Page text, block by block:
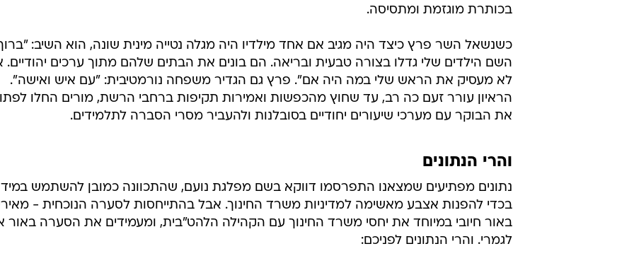
בכותרת מוגזמת ומתסיסה.
כשנשאל השר פרץ כיצד היה מגיב אם אחד מילדיו היה מגלה נטייה מינית שונה, הוא השיב:
השם הילדים שלי גדלו בצורה טבעית ובריאה. הם בונים את הבתים שלהם מתוך ערכים יהודיים.
לא מעסיק את הראש שלי במה היה אם". פרץ גם הגדיר משפחה נורמטיבית: "עם איש ואישה".
הראיון עורר זעם כה רב, עד שחוץ מהכפשות ואמירות תקיפות ברחבי הרשת, מורים החלו
את הבוקר עם מערכי שיעורים יחודיים בסובלנות ולהעביר מסרי הסברה לתלמידים.
והרי הנתונים
נתונים מפתיעים שמצאנו התפרסמו דווקא בשם מפלגת נועם, שהתכוונה כמובן להשתמש
בכדי להפנות אצבע מאשימה למדיניות משרד החינוך. אבל בהתייחסות לסערה הנוכחית -
באור חיובי במיוחד את יחסי משרד החינוך עם הקהילה הלהט"בית, ומעמידים את הסערה באור
לגמרי. והרי הנתונים לפניכם: